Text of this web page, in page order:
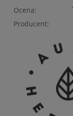
Ocena:
Producent: